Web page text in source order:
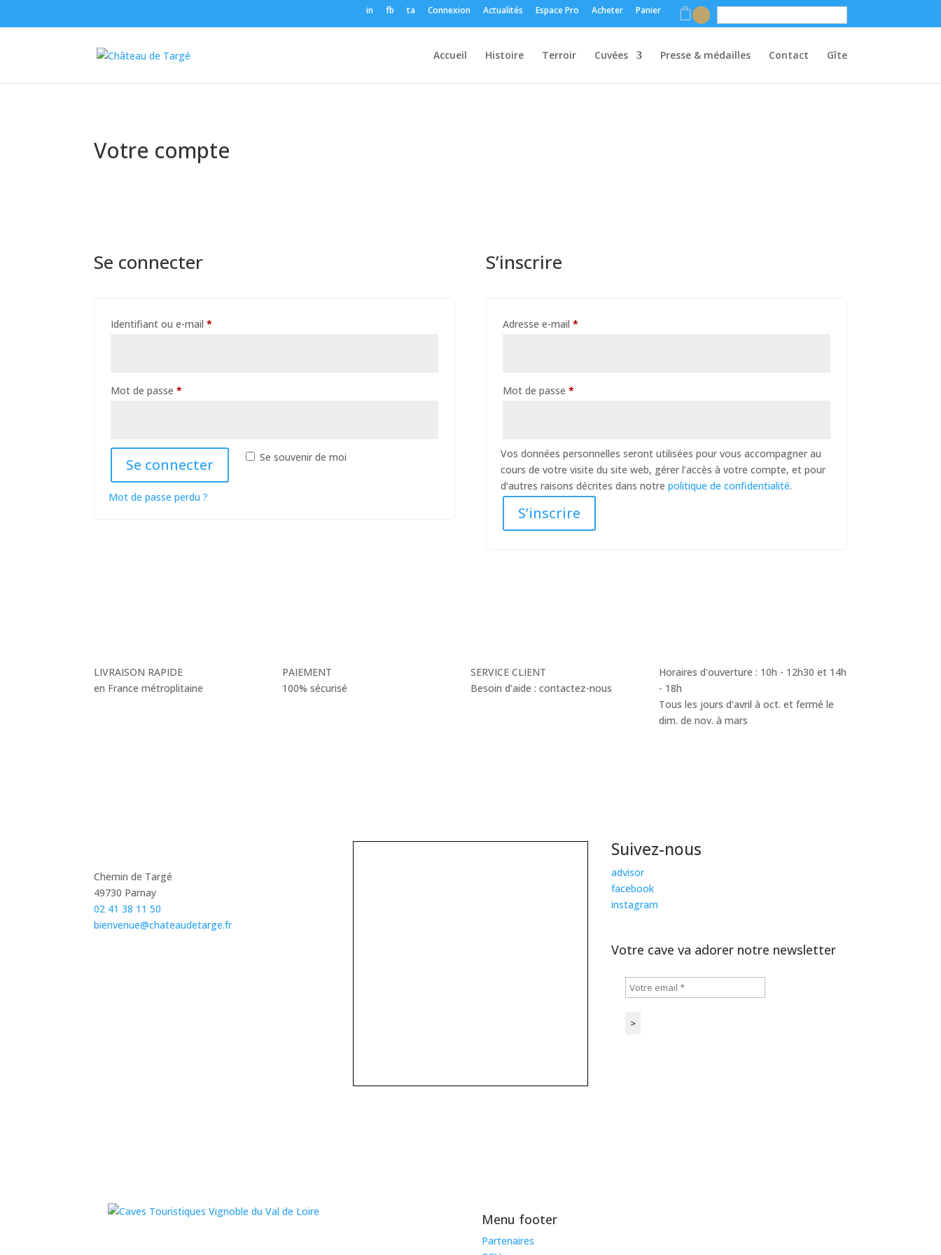
in fb ta Connexion Actualités Espace Pro Acheter Panier
Accueil Histoire Terroir Cuvées Presse & médailles Contact Gîte
Votre compte
Se connecter
Identifiant ou e-mail*
Mot de passe*
Se souvenir de moi
Se connecter
Mot de passe perdu ?
S’inscrire
Adresse e-mail *
Mot de passe *
Vos données personnelles seront utilisées pour vous accompagner au
cours de votre visite du site web, gérer l’accès à votre compte, et pour
d’autres raisons décrites dans notre politique de confidentialité.
S’inscrire
LIVRAISON RAPIDE
en France métroplitaine
PAIEMENT
100% sécurisé
SERVICE CLIENT
Besoin d’aide : contactez-nous
Horaires d'ouverture : 10h - 12h30 et 14h
- 18h
Tous les jours d'avril à oct. et fermé le
dim. de nov. à mars
Chemin de Targé
49730 Parnay
02 41 38 11 50
bienvenue@chateaudetarge.fr
Suivez-nous
advisor
facebook
instagram
Votre cave va adorer notre newsletter
Menu footer
Partenaires